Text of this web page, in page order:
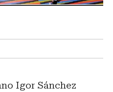
Igor Sánchez